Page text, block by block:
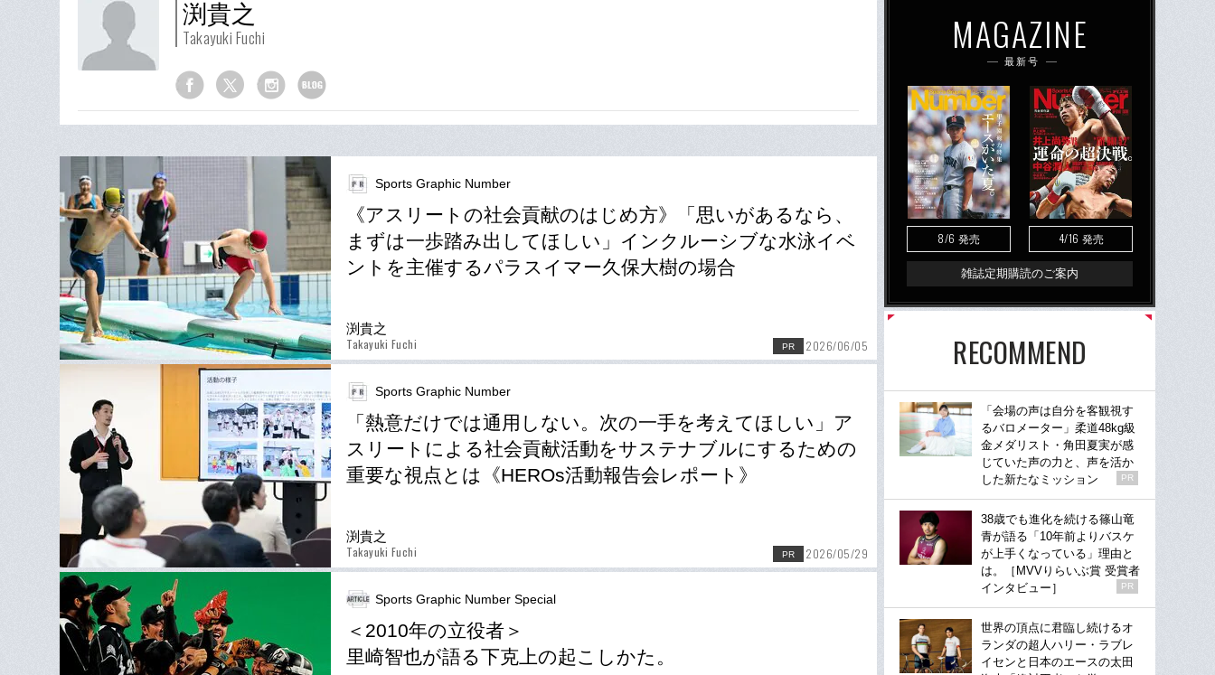
渕貴之
Takayuki Fuchi
Sports Graphic Number
《アスリートの社会貢献のはじめ方》「思いがあるなら、
まずは一歩踏み出してほしい」インクルーシブな水泳イベ
ントを主催するパラスイマー久保大樹の場合
渕貴之
Takayuki Fuchi PR 2026/06/05
Sports Graphic Number
「熱意だけでは通用しない。次の一手を考えてほしい」ア
スリートによる社会貢献活動をサステナブルにするための
重要な視点とは《HEROs活動報告会レポート》
渕貴之
Takayuki Fuchi PR 2026/05/29
Sports Graphic Number Special
＜2010年の立役者＞
里崎智也が語る下克上の起こしかた。
MAGAZINE
最新号
8/6 発売 4/16 発売
雑誌定期購読のご案内
RECOMMEND
「会場の声は自分を客観視す
るバロメーター」柔道48kg級
金メダリスト・角田夏実が感
じていた声の力と、声を活か
した新たなミッション
PR
38歳でも進化を続ける篠山竜
青が語る「10年前よりバスケ
が上手くなっている」理由と
は。［MVVりらいぶ賞 受賞者
インタビュー］
PR
世界の頂点に君臨し続けるオ
ランダの超人ハリー・ラブレ
イセンと日本のエースの太田